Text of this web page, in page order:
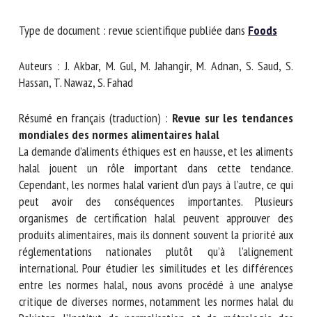
Type de document : revue scientifique publiée dans Foods
Auteurs : J. Akbar, M. Gul, M. Jahangir, M. Adnan, S. Saud, S.
Hassan, T. Nawaz, S. Fahad
Résumé en français (traduction) : Revue sur les tendances
mondiales des normes alimentaires halal
La demande d’aliments éthiques est en hausse, et les
aliments halal jouent un rôle important dans cette
tendance. Cependant, les normes halal varient d’un pays à
l’autre, ce qui peut avoir des conséquences importantes.
Plusieurs organismes de certification halal peuvent
approuver des produits alimentaires, mais ils donnent
souvent la priorité aux réglementations nationales plutôt
qu’à l’alignement international. Pour étudier les similitudes
et les différences entre les normes halal, nous avons
procédé à une analyse critique de diverses normes,
Veuillez remplir le formulaire ci-dessous pour vous inscrire à
Prénom *
Organisme *
E-mail *
En soumettant ce formulaire, j'accepte que les